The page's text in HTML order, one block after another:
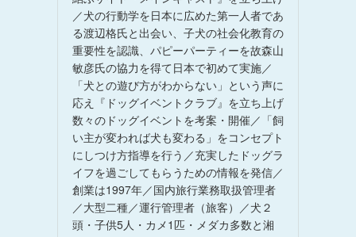
／犬の行動学を日本に広めた第一人者であ
る渡辺格氏と出会い、子犬の社会化教育の
重要性を認識、パピーパーティーを故森山
敏彦氏の協力を得て日本で初めて実施／
「犬との遊び方がわからない」という声に
応え『ドッグイベントクラブ』を立ち上げ
数々のドッグイベントを考案・開催／「飼
い主が変われば犬も変わる」をコンセプト
にしつけ方指導を行う／充実したドッグラ
イフを過ごしてもらうための情報を発信／
創業は1997年／国内旅行業務取扱管理者
／大型二種／運行管理者（旅客）／犬２
頭・子供5人・カメ1匹・メダカ多数と湘